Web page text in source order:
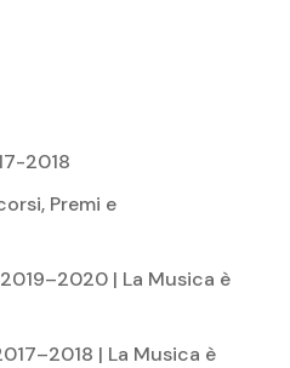
2018
Premi e
| La Musica è
| La Musica è